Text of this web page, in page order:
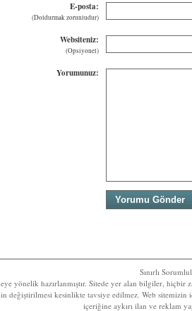
E-posta:
(Doldurmak zorunludur)
Websiteniz:
(Opsiyonel)
Yorumunuz:
Sınırlı
yönelik hazırlanmıştır. Sitede yer alan bilgiler,
değiştirilmesi kesinlikte tavsiye edilmez. Web
içeriğine aykırı ilan ve reklam